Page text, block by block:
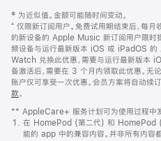
页
页
脚
注
‡ 为近似值。金额可能随时间变动。
⁺ 仅限新订阅用户。免费试用期结束后，每
的新设备的 Apple Music 新订阅用户限时
频设备与运行最新版本 iOS 或 iPadOS
Watch 兑换此优惠，需要与运行最新版本
备激活后，需要在 3 个月内领取此优惠。无
账户仅可享受一次优惠。会员方案将自动续
款。
窗
口
中
** AppleCare+ 服务计划可为使用过程中
在 HomePod (第二代) 和 HomePod (
能的 app 中的兼容内容。并非所有内容